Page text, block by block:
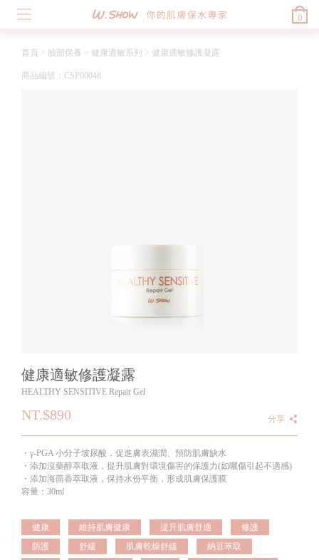
0
首頁 > 臉部保養 > 健康適敏系列 > 健康適敏修護凝露
商品編號：CSP00048
健康適敏修護凝露
HEALTHY SENSITIVE Repair Gel
NT.$890 分享
・γ-PGA 小分子坡尿酸，促進膚表濕潤、預防肌膚缺水
・添加沒藥醇萃取液，提升肌膚對環境傷害的保護力(如曬傷引起不適感)
・添加海茴香萃取液，保持水份平衡，形成肌膚保護膜
容量：30ml
健康 維持肌膚健康 提升肌膚舒適
修護
防護
舒緩 肌膚乾燥舒緩
納豆萃取